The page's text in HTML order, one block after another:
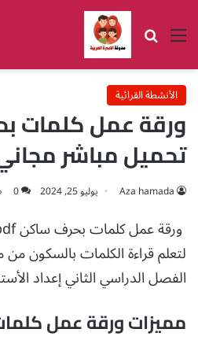
القائمة بحث عن
الأنشطة القرائية
تحميل مباشر
Aza hamada يوليو 25, 2024 0
لتعلم قراءة الكلمات بالسكون
الفصل الدراسي الثاني إعداد
مميزات ورقة عمل